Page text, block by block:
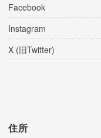
Facebook
Instagram
X (旧Twitter)
住所